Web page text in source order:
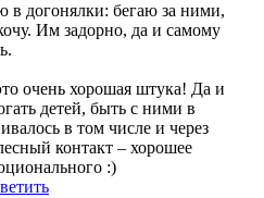
в догонялки: бегаю за ними,
Им задорно, да и самому
очень хорошая штука! Да и
детей, быть с ними в
в том числе и через
контакт – хорошее
:)